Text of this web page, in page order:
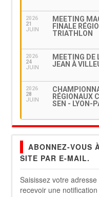
2026
21
JUIN
MEETING
FINALE
TRIATHLON
2026
24
JUIN
MEETING DE
JEAN À
2026
28
JUIN
RÉGIONAUX
SEN - LYON-
ABONNEZ-VOUS
SITE PAR E-MAIL.
Saisissez votre
recevoir une